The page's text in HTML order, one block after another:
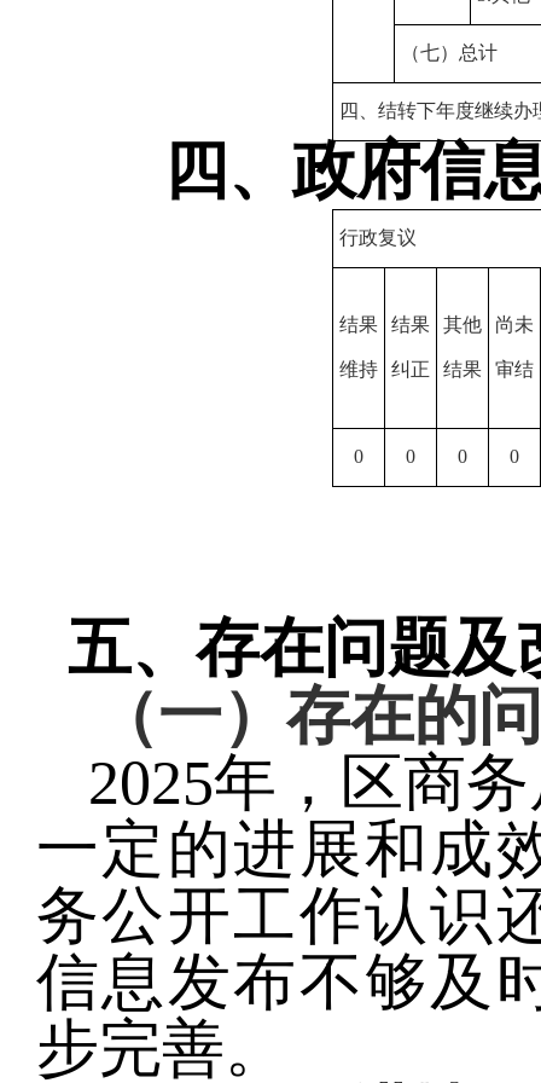
（七）总计
四、结转下年度继续办
四、政府信息
行政复议
结果
维持
结果
纠正
其他
结果
尚未
审结
0 0 0 0
五、存在问题及
（一）存在的
2025年，区商务
一定的进展和成
务公开工作认识
信息发布不够及
步完善。